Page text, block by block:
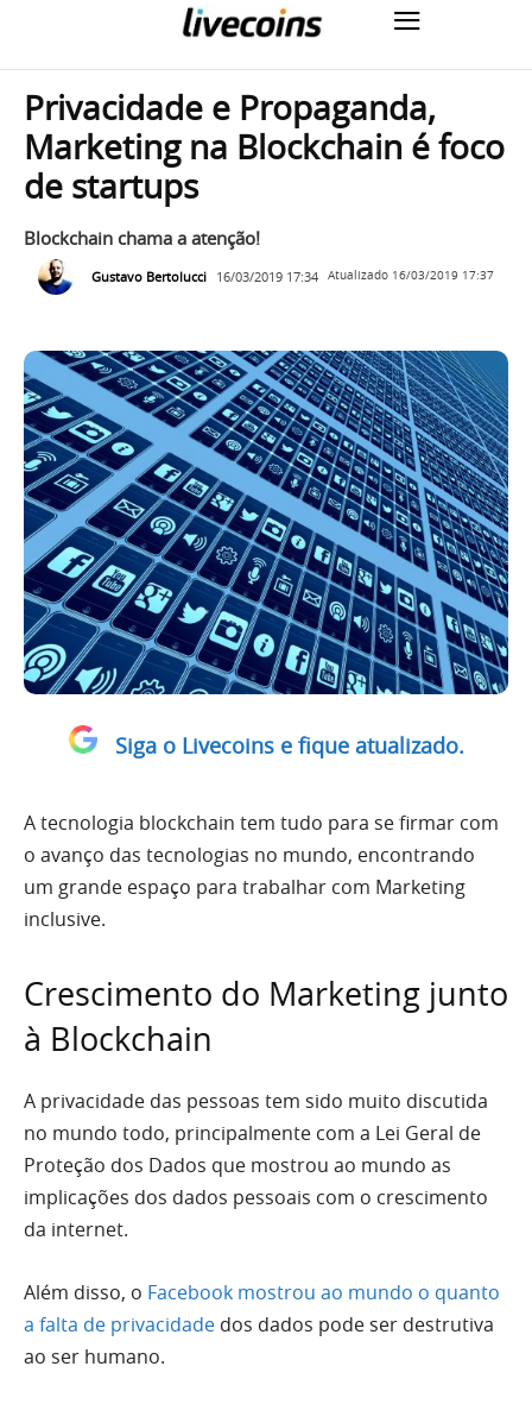
Privacidade e Propaganda,
Marketing na Blockchain é foco
de startups
Blockchain chama a atenção!
Gustavo Bertolucci 16/03/2019 17:34 Atualizado 16/03/2019 17:37
Siga o Livecoins e fique atualizado.
A tecnologia blockchain tem tudo para se firmar com
o avanço das tecnologias no mundo, encontrando
um grande espaço para trabalhar com Marketing
inclusive.
Crescimento do Marketing junto
à Blockchain
A privacidade das pessoas tem sido muito discutida
no mundo todo, principalmente com a Lei Geral de
Proteção dos Dados que mostrou ao mundo as
implicações dos dados pessoais com o crescimento
da internet.
Além disso, o Facebook mostrou ao mundo o quanto
a falta de privacidade dos dados pode ser destrutiva
ao ser humano.